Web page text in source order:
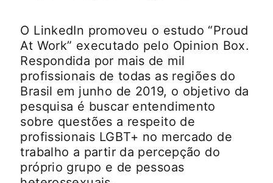
O LinkedIn promoveu o estudo “Proud
At Work” executado pelo Opinion Box.
Respondida por mais de mil
profissionais de todas as regiões do
Brasil em junho de 2019, o objetivo da
pesquisa é buscar entendimento
sobre questões a respeito de
profissionais LGBT+ no mercado de
trabalho a partir da percepção do
próprio grupo e de pessoas